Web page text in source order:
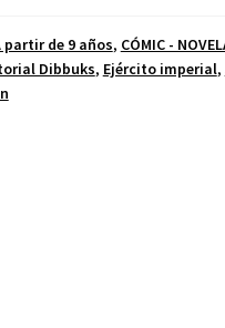
partir de 9 años, CÓMIC -
Dibbuks, Ejército imperial,